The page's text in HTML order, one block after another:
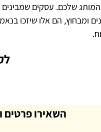
שלכם. עסקים
ומבחוץ, הם אלו שיזכו
השאירו פרטים